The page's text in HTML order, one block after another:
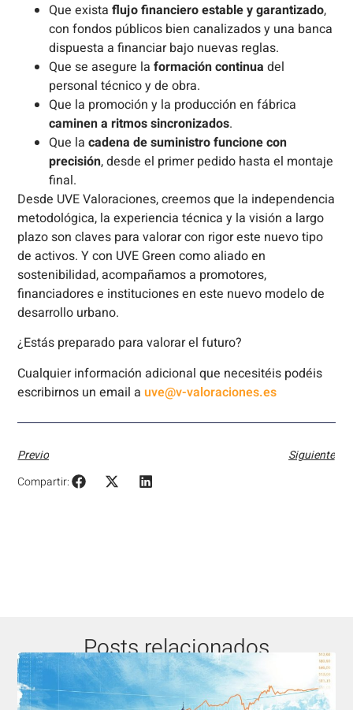
Que existaflujo financiero estable y garantizado,
con fondos públicos bien canalizados y una banca
dispuesta a financiar bajo nuevas reglas.
Que se asegure laformación continua del
personal técnico y de obra.
Que la promoción y la producción en fábrica
caminen a ritmos sincronizados.
Que lacadena de suministro funcione con
precisión, desde el primer pedido hasta el montaje
final.
Desde UVE Valoraciones, creemos que la independencia
metodológica, la experiencia técnica y la visión a largo
plazo son claves para valorar con rigor este nuevo tipo
de activos. Y con UVE Green como aliado en
sostenibilidad, acompañamos a promotores,
financiadores e instituciones en este nuevo modelo de
desarrollo urbano.
¿Estás preparado para valorar el futuro?
Cualquier información adicional que necesitéis podéis
escribirnos un email auve@v-valoraciones.es
Previo
Siguiente
Compartir:
Posts relacionados